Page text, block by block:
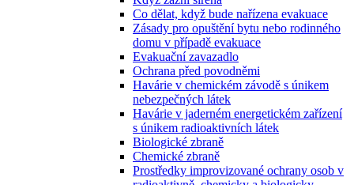
Co dělat, když bude nařízena evakuace
Zásady pro opuštění bytu nebo rodinného
domu v případě evakuace
Evakuační zavazadlo
Ochrana před povodněmi
Havárie v chemickém závodě s únikem
nebezpečných látek
Havárie v jaderném energetickém zařízení
s únikem radioaktivních látek
Biologické zbraně
Chemické zbraně
Prostředky improvizované ochrany osob v